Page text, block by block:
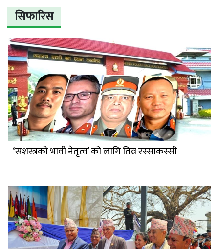
सिफारिस
‘सशस्त्रको भावी नेतृत्व’ को लागि तिव्र रस्साकस्सी